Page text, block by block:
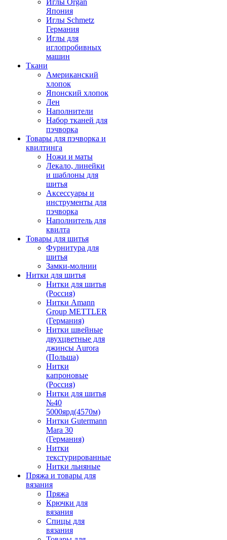
Иглы Organ
Япония
Иглы Schmetz
Германия
Иглы для
иглопробивных
машин
Ткани
Американский
хлопок
Японский хлопок
Лен
Наполнители
Набор тканей для
пэчворка
Товары для пэчворка и
квилтинга
Ножи и маты
Лекало, линейки
и шаблоны для
шитья
Аксессуары и
инструменты для
пэчворка
Наполнитель для
квилта
Товары для шитья
Фурнитура для
шитья
Замки-молнии
Нитки для шитья
Нитки для шитья
(Россия)
Нитки Amann
Group METTLER
(Германия)
Нитки швейные
двухцветные для
джинсы Aurora
(Польша)
Нитки
капроновые
(Россия)
Нитки для шитья
№40
5000ярд(4570м)
Нитки Gutermann
Mara 30
(Германия)
Нитки
текстурированные
Нитки льняные
Пряжа и товары для
вязания
Пряжа
Крючки для
вязания
Спицы для
вязания